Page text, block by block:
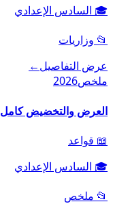
🎓 السادس الإعدادي
📂 وزاريات
عرض التفاصيل←
ملخص2026
العرض والتخضيض كامل
📖 قواعد
🎓 السادس الإعدادي
📂 ملخص